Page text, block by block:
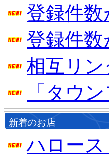
登録件
登録件
相互リ
「タウ
新着のお店
ハロー